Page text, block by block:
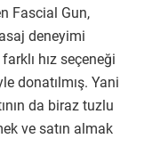
Fascial Gun,
deneyimi
hız seçeneği
donatılmış. Yani
da biraz tuzlu
ve satın almak